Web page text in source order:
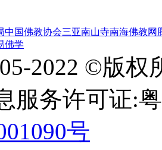
中国佛教协会三亚南山寺南海佛教网
佛学
2022 ©版权
服务许可证:
号